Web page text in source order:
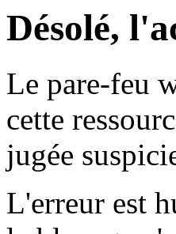
Désolé,
Le pare-feu
cette
jugée
L'erreur est